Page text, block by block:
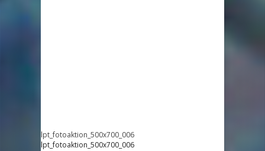
lpt_fotoaktion_500x700_006
lpt_fotoaktion_500x700_006